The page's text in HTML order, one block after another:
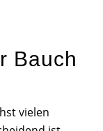
Bauch
vielen